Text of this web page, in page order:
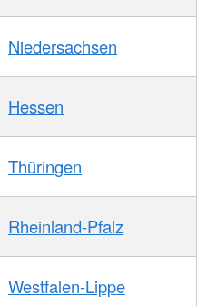
Niedersachsen
Hessen
Thüringen
Rheinland-Pfalz
Westfalen-Lippe